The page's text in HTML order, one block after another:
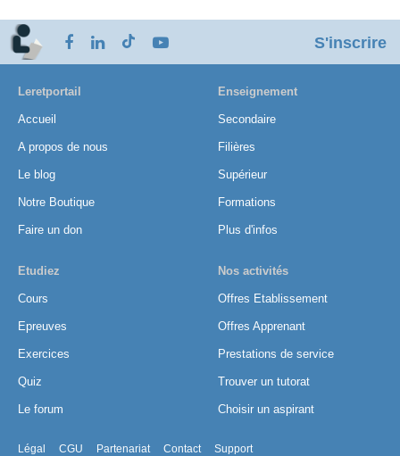
S'inscrire
Leretportail
Accueil
A propos de nous
Le blog
Notre Boutique
Faire un don
Enseignement
Secondaire
Filières
Supérieur
Formations
Plus d'infos
Etudiez
Cours
Epreuves
Exercices
Quiz
Le forum
Nos activités
Offres Etablissement
Offres Apprenant
Prestations de service
Trouver un tutorat
Choisir un aspirant
Légal CGU Partenariat Contact Support